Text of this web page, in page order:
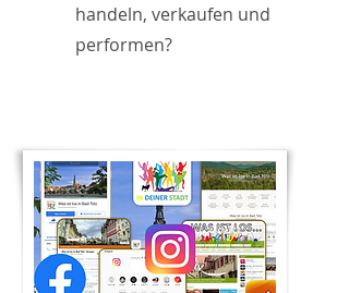
handeln, verkaufen und
performen?